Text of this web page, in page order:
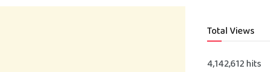
Total Views
4,142,612 hits